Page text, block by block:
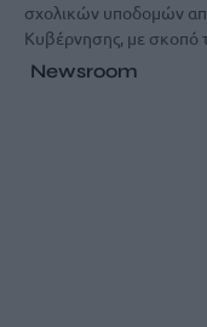
σχολικών υποδομών
Κυβέρνησης, με σκοπό
Newsroom